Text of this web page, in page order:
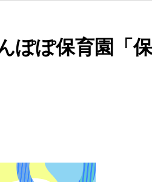
ぽぽ保育園「